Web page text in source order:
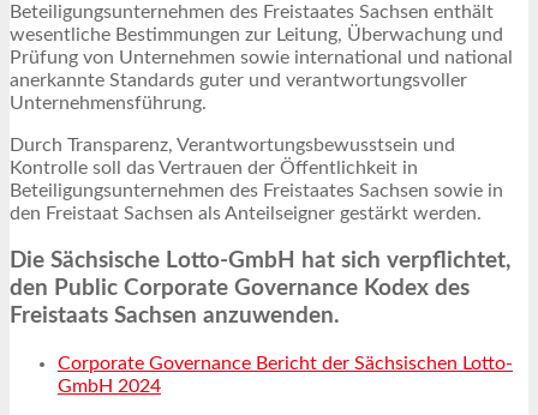
Beteiligungsunternehmen des Freistaates Sachsen enthält
wesentliche Bestimmungen zur Leitung, Überwachung und
Prüfung von Unternehmen sowie international und national
anerkannte Standards guter und verantwortungsvoller
Unternehmensführung.
Durch Transparenz, Verantwortungsbewusstsein und
Kontrolle soll das Vertrauen der Öffentlichkeit in
Beteiligungsunternehmen des Freistaates Sachsen sowie in
den Freistaat Sachsen als Anteilseigner gestärkt werden.
Die Sächsische Lotto-GmbH hat sich verpflichtet,
den Public Corporate Governance Kodex des
Freistaats Sachsen anzuwenden.
Corporate Governance Bericht der Sächsischen Lotto-
GmbH 2024